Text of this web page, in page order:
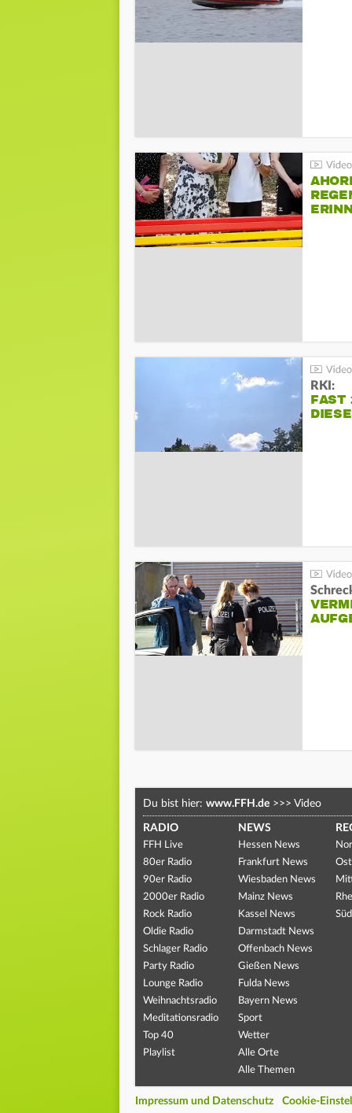
RKI:
FAST
Du bist hier: www.FFH.de >>> Video
RADIO
FFH Live
80er Radio
90er Radio
2000er Radio
Rock Radio
Oldie Radio
Schlager Radio
Party Radio
Lounge Radio
Weihnachtsradio
Meditationsradio
Top 40
Playlist
NEWS
Hessen News
Frankfurt News
Wiesbaden News
Mainz News
Kassel News
Darmstadt News
Offenbach News
Gießen News
Fulda News
Bayern News
Sport
Wetter
Alle Orte
Alle Themen
Impressum und Datenschutz Cookie-